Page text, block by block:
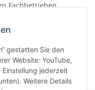
gestatten Sie den
Website: YouTube,
Einstellung jederzeit
Weitere Details
Fachbetrieben